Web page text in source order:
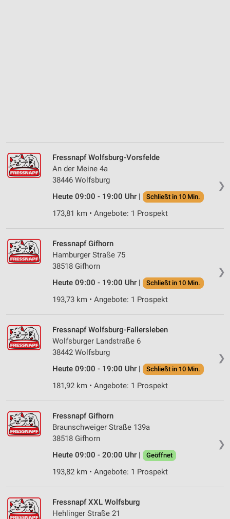
❯
Fressnapf Wolfsburg-Vorsfelde
An der Meine 4a
38446 Wolfsburg
Heute 09:00 - 19:00 Uhr |
Schließt in 10 Min.
173,81 km • Angebote: 1 Prospekt
❯
Fressnapf Gifhorn
Hamburger Straße 75
38518 Gifhorn
Heute 09:00 - 19:00 Uhr |
Schließt in 10 Min.
193,73 km • Angebote: 1 Prospekt
❯
Fressnapf Wolfsburg-Fallersleben
Wolfsburger Landstraße 6
38442 Wolfsburg
Heute 09:00 - 19:00 Uhr |
Schließt in 10 Min.
181,92 km • Angebote: 1 Prospekt
❯
Fressnapf Gifhorn
Braunschweiger Straße 139a
38518 Gifhorn
Heute 09:00 - 20:00 Uhr |
Geöffnet
193,82 km • Angebote: 1 Prospekt
Fressnapf XXL Wolfsburg
Hehlinger Straße 21